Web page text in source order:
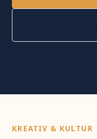
KREATIV & KULTUR